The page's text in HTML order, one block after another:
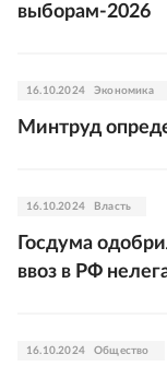
выборам-2026
16.10.2024 Экономика
Минтруд
16.10.2024 Власть
Госдума
ввоз в РФ
16.10.2024 Общество